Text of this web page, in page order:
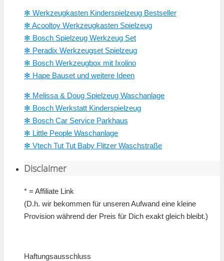
✻ Werkzeugkasten Kinderspielzeug Bestseller
✻ Acooltoy Werkzeugkasten Spielzeug
✻ Bosch Spielzeug Werkzeug Set
✻ Peradix Werkzeugset Spielzeug
✻ Bosch Werkzeugbox mit Ixolino
✻ Hape Bauset und weitere Ideen
✻ Melissa & Doug Spielzeug Waschanlage
✻ Bosch Werkstatt Kinderspielzeug
✻ Bosch Car Service Parkhaus
✻ Little People Waschanlage
✻ Vtech Tut Tut Baby Flitzer Waschstraße
Disclaimer
* = Affiliate Link
(D.h. wir bekommen für unseren Aufwand eine kleine
Provision während der Preis für Dich exakt gleich bleibt.)
Haftungsausschluss